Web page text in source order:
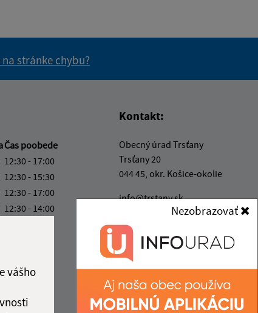
vášho
Nezobrazovať
stránke chybu?
Čas poobede
12:30 - 17:00
12:30 - 15:30
12:30 - 17:00
12:30 - 14:00
Kontakt:
Obecný úrad Trsťany
Trsťany 20
044 45, okr. Košice-okolie
info@trstany.sk
+421 55 696 53 26
IČO: 00324825